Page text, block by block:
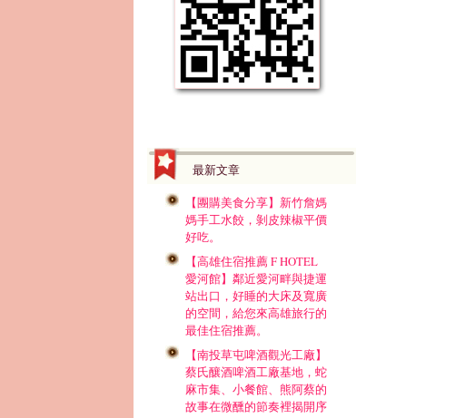
最新文章
【團購美食分享】新竹詹媽
媽手工水餃，剝皮辣椒平價
好吃。
【高雄住宿推薦 F HOTEL
愛河館】鄰近愛河畔與捷運
站出口，好睡的大床及寬廣
的空間，給您來高雄旅行的
最佳住宿推薦。
【南投草屯啤酒觀光工廠】
蔡氏釀酒啤酒工廠基地，蛇
麻市集、小餐館、熊阿蔡的
故事在微醺的節奏裡揭開序